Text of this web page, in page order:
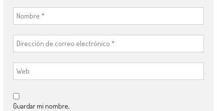
Guardar mi nombre,